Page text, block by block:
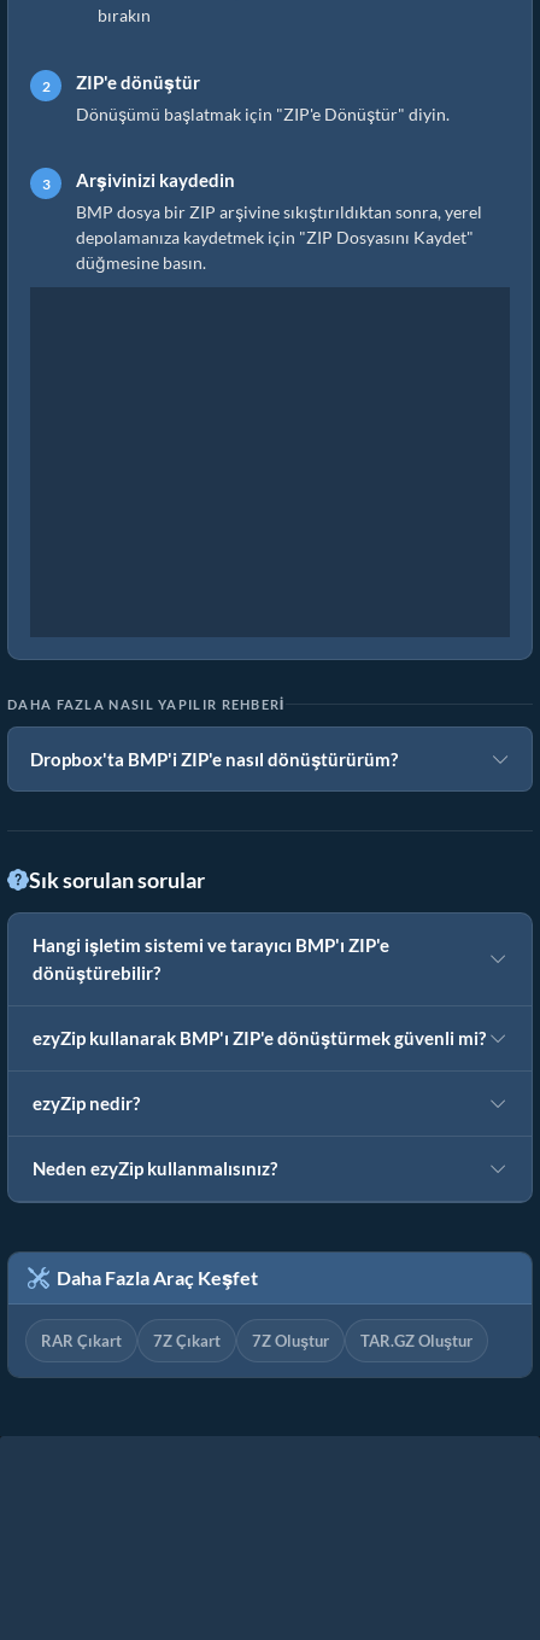
bırakın
ZIP'e dönüştür
Dönüşümü başlatmak için "ZIP'e Dönüştür" diyin.
Arşivinizi kaydedin
BMP dosya bir ZIP arşivine sıkıştırıldıktan sonra, yerel
depolamanıza kaydetmek için "ZIP Dosyasını Kaydet"
düğmesine basın.
DAHA FAZLA NASIL YAPILIR REHBERI
Dropbox'ta BMP'i ZIP'e nasıl dönüştürürüm?
Sık sorulan sorular
Hangi işletim sistemi ve tarayıcı BMP'ı ZIP'e
dönüştürebilir?
ezyZip kullanarak BMP'ı ZIP'e dönüştürmek güvenli mi?
ezyZip nedir?
Neden ezyZip kullanmalısınız?
Daha Fazla Araç Keşfet
RAR Çıkart 7Z Çıkart 7Z Oluştur TAR.GZ Oluştur